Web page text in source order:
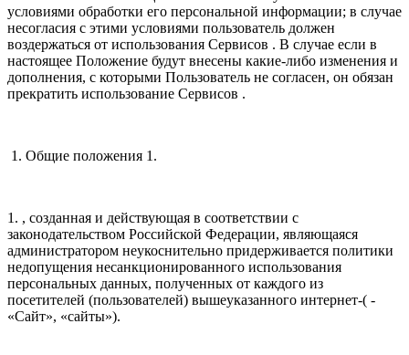
условиями обработки его персональной информации; в случае
несогласия с этими условиями пользователь должен
воздержаться от использования Сервисов . В случае если в
настоящее Положение будут внесены какие-либо изменения и
дополнения, с которыми Пользователь не согласен, он обязан
прекратить использование Сервисов .
1. Общие положения 1.
1. , созданная и действующая в соответствии с
законодательством Российской Федерации, являющаяся
администратором неукоснительно придерживается политики
недопущения несанкционированного использования
персональных данных, полученных от каждого из
посетителей (пользователей) вышеуказанного интернет-( -
«Сайт», «сайты»).